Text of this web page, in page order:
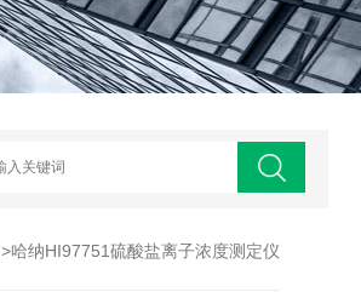
>哈纳HI97751硫酸盐离子浓度测定仪